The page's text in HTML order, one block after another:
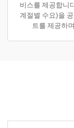
비스를 제공합니
계절별 수요)을
트를 제공하